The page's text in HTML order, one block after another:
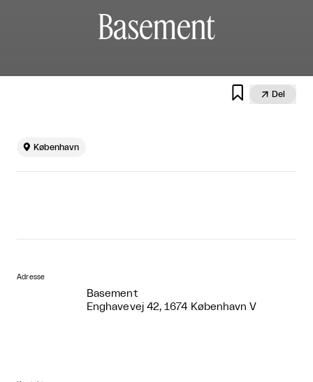
Basement
  Del
 København
Adresse
Basement
Enghavevej 42, 1674 København V